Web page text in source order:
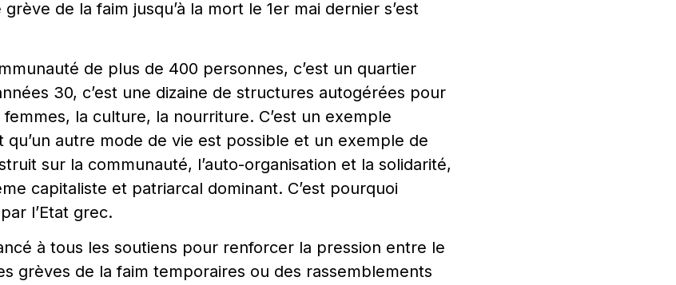
de la faim jusqu’à la mort le 1er mai dernier s’est
de plus de 400 personnes, c’est un quartier
30, c’est une dizaine de structures autogérées pour
la culture, la nourriture. C’est un exemple
autre mode de vie est possible et un exemple de
sur la communauté, l’auto-organisation et la solidarité,
capitaliste et patriarcal dominant. C’est pourquoi
l’Etat grec.
à tous les soutiens pour renforcer la pression entre le
grèves de la faim temporaires ou des rassemblements